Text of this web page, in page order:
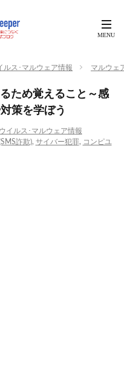
ルス･マルウェア情報 マルウェ
ため覚えること～感
策を学ぼう
ウイルス･マルウェア情報
詐欺), サイバー犯罪, コンピユ